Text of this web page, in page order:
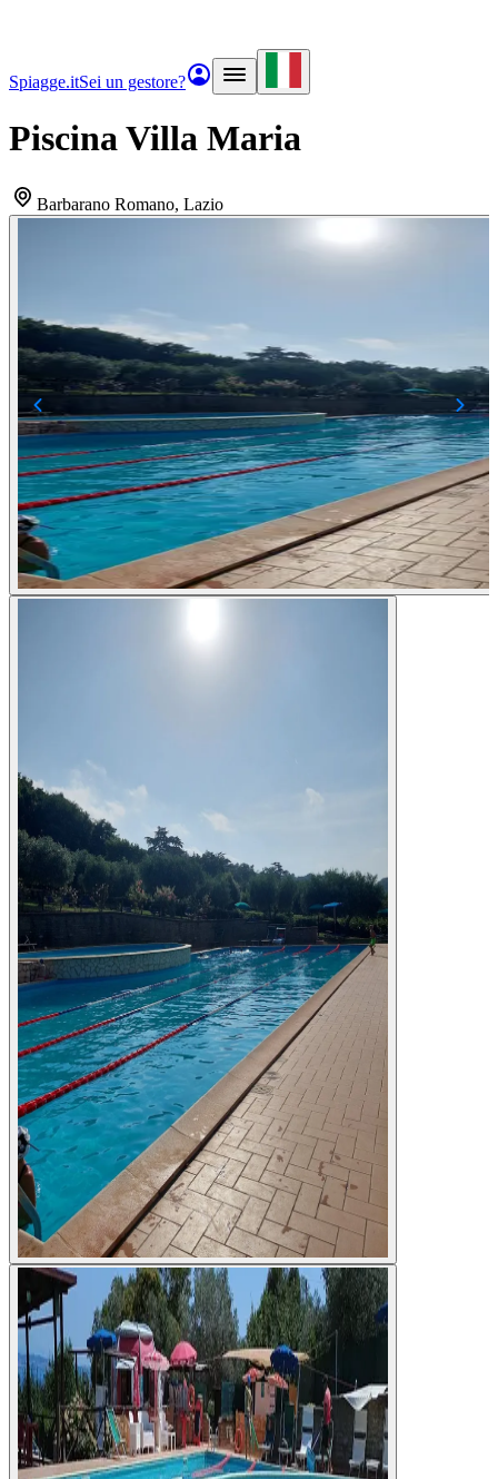
Spiagge.itSei un gestore?
Piscina Villa Maria
Barbarano Romano, Lazio